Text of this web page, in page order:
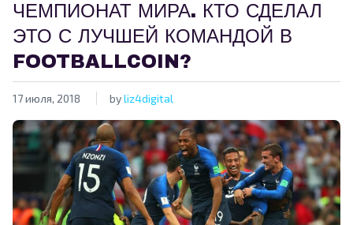
ЧЕМПИОНАТ МИРА. КТО СДЕЛАЛ
ЭТО С ЛУЧШЕЙ КОМАНДОЙ В
FOOTBALLCOIN?
17 июля, 2018 byliz4digital